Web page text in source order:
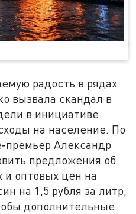
радость в рядах
вызвала скандал в
в инициативе
на население. По
Александр
предложения об
и оптовых цен на
на 1,5 рубля за литр,
дополнительные